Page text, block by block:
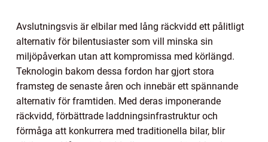
Avslutningsvis är elbilar med lång räckvidd ett pålitligt
alternativ för bilentusiaster som vill minska sin
miljöpåverkan utan att kompromissa med körlängd.
Teknologin bakom dessa fordon har gjort stora
framsteg de senaste åren och innebär ett spännande
alternativ för framtiden. Med deras imponerande
räckvidd, förbättrade laddningsinfrastruktur och
förmåga att konkurrera med traditionella bilar, blir